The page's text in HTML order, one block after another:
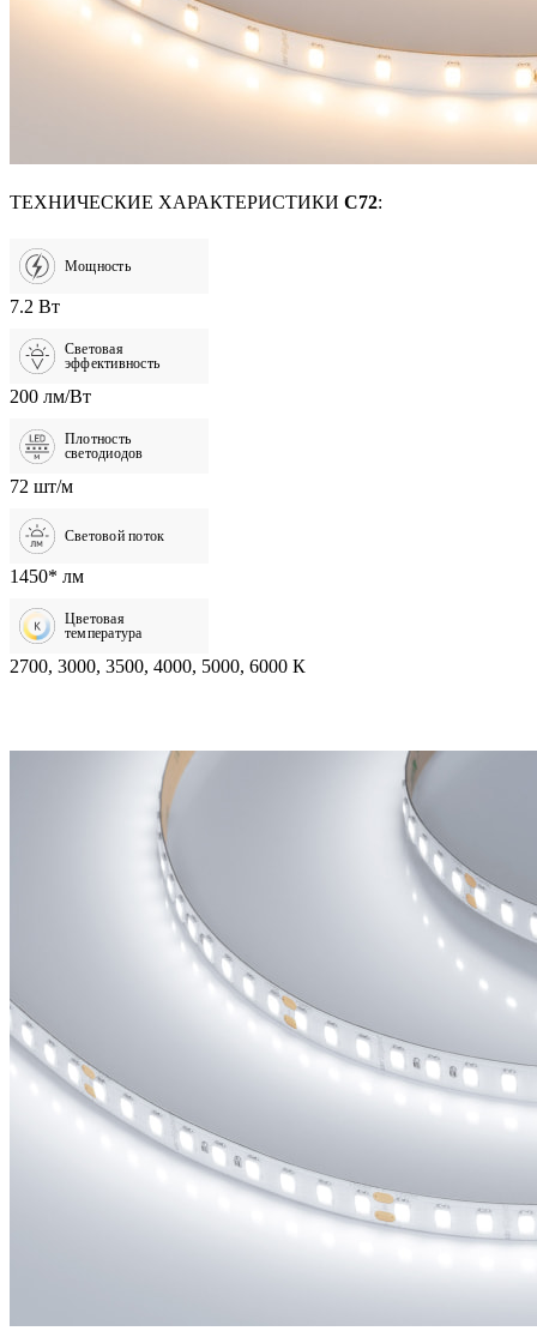
ТЕХНИЧЕСКИЕ ХАРАКТЕРИСТИКИ C72:
Мощность
7.2 Вт
Световая
эффективность
200 лм/Вт
Плотность
светодиодов
72 шт/м
Световой поток
1450* лм
Цветовая
температура
2700, 3000, 3500, 4000, 5000, 6000 К